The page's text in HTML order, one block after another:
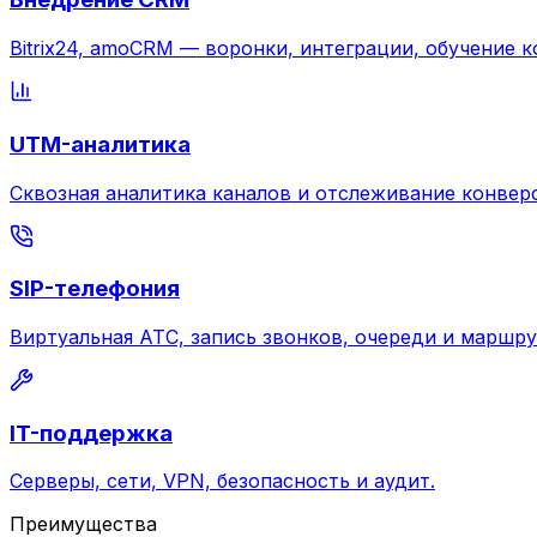
Bitrix24, amoCRM — воронки, интеграции, обучение
UTM-аналитика
Сквозная аналитика каналов и отслеживание
SIP-телефония
Виртуальная АТС, запись звонков, очереди и
IT-поддержка
Серверы, сети, VPN, безопасность и аудит.
Преимущества